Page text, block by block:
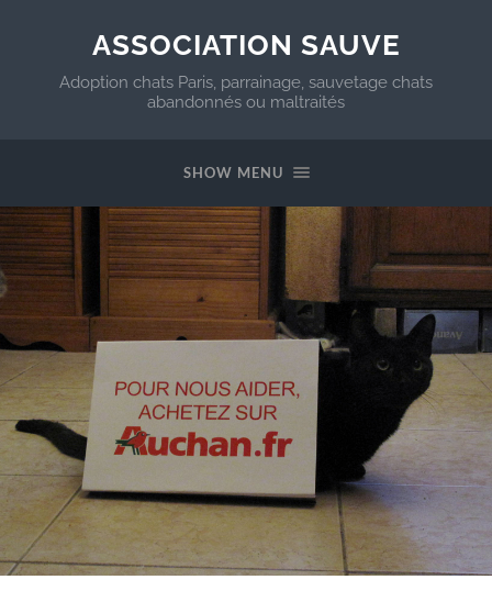
ASSOCIATION SAUVE
Adoption chats Paris, parrainage, sauvetage chats
abandonnés ou maltraités
SHOW MENU